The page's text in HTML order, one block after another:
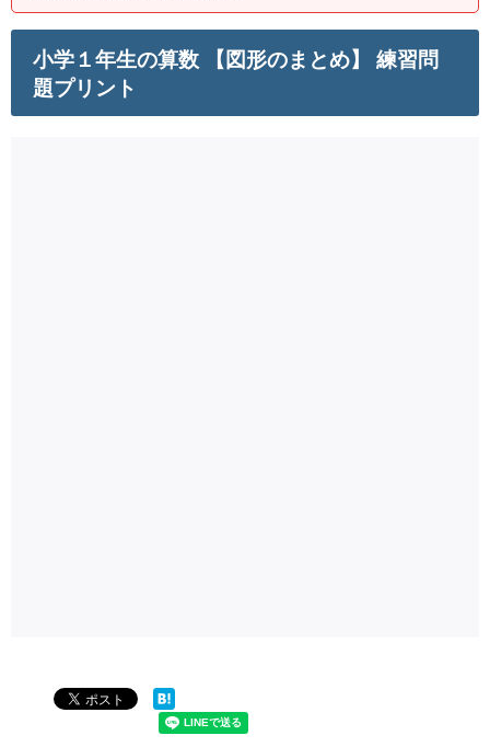
小学１年生の算数 【図形のまとめ】 練習問
題プリント